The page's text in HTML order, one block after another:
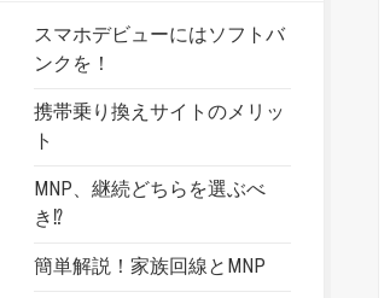
スマホデビューにはソフトバ
ンクを！
携帯乗り換えサイトのメリッ
ト
MNP、継続どちらを選ぶべ
き⁉
簡単解説！家族回線とMNP